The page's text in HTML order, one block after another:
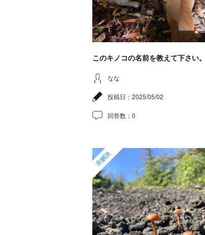
このキノコの名前を教えて下さい。
なな
投稿日： 2025/05/02
回答数： 0
未解決